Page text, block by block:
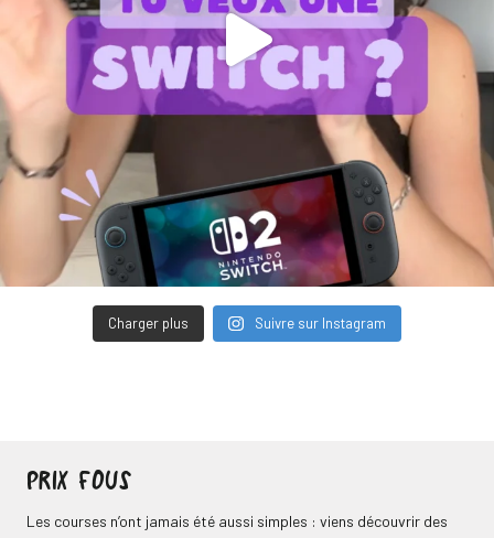
Charger plus Suivre sur Instagram
PRIX FOUS
Les courses n’ont jamais été aussi simples : viens découvrir des